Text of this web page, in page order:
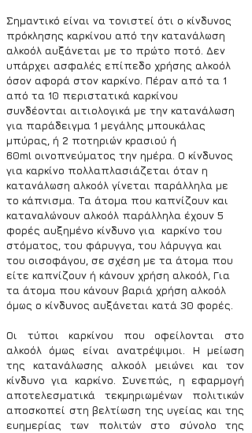
Σημαντικό είναι να τονιστεί ότι o κίνδυνος
πρόκλησης καρκίνου από την κατανάλωση
αλκοόλ αυξάνεται με το πρώτο ποτό. Δεν
υπάρχει ασφαλές επίπεδο χρήσης αλκοόλ
όσον αφορά στον καρκίνο. Πέραν από τα 1
από τα 10 περιστατικά καρκίνου
συνδέονται αιτιολογικά με την κατανάλωση
για παράδειγμα 1 μεγάλης μπουκάλας
μπύρας, ή 2 ποτηριών κρασιού ή
60ml οινοπνεύματος την ημέρα. Ο κίνδυνος
για καρκίνο πολλαπλασιάζεται όταν η
κατανάλωση αλκοόλ γίνεται παράλληλα με
το κάπνισμα. Τα άτομα που καπνίζουν και
καταναλώνουν αλκοόλ παράλληλα έχουν 5
φορές αυξημένο κίνδυνο για  καρκίνο του
στόματος, του φάρυγγα, του λάρυγγα και
του οισοφάγου, σε σχέση με τα άτομα που
είτε καπνίζουν ή κάνουν χρήση αλκοόλ, Για
τα άτομα που κάνουν βαριά χρήση αλκοόλ
όμως ο κίνδυνος αυξάνεται κατά 30 φορές.
Οι τύποι καρκίνου που οφείλονται στο
αλκοόλ όμως είναι ανατρέψιμοι. Η μείωση
της κατανάλωσης αλκοόλ μειώνει και τον
κίνδυνο για καρκίνο. Συνεπώς, η εφαρμογή
αποτελεσματικά τεκμηριωμένων πολιτικών
αποσκοπεί στη βελτίωση της υγείας και της
ευημερίας των πολιτών στο σύνολο της